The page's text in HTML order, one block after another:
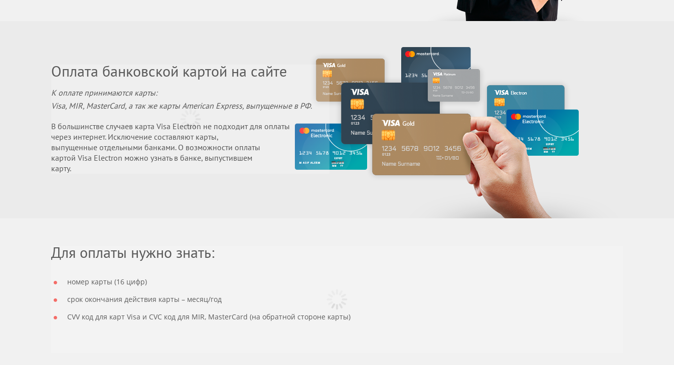
Оплата банковской картой на сайте
К оплате принимаются карты:
Visa, MIR, MasterCard, а так же карты American Express, выпущенные в РФ.
В большинстве случаев карта Visa Electron не подходит для оплаты
через интернет. Исключение составляют карты,
выпущенные отдельными банками. О возможности оплаты
картой Visa Electron можно узнать в банке, выпустившем
карту.
Для оплаты нужно знать:
номер карты (16 цифр)
срок окончания действия карты – месяц/год
CVV код для карт Visa и CVC код для MIR, MasterCard (на обратной стороне карты)